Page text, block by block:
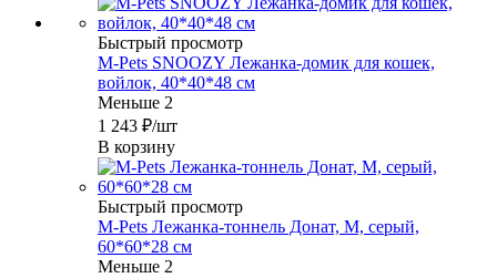
Быстрый просмотр
M-Pets SNOOZY Лежанка-домик для кошек,
войлок, 40*40*48 см
Меньше 2
1 243 ₽/шт
В корзину
Быстрый просмотр
M-Pets Лежанка-тоннель Донат, M, серый,
60*60*28 см
Меньше 2